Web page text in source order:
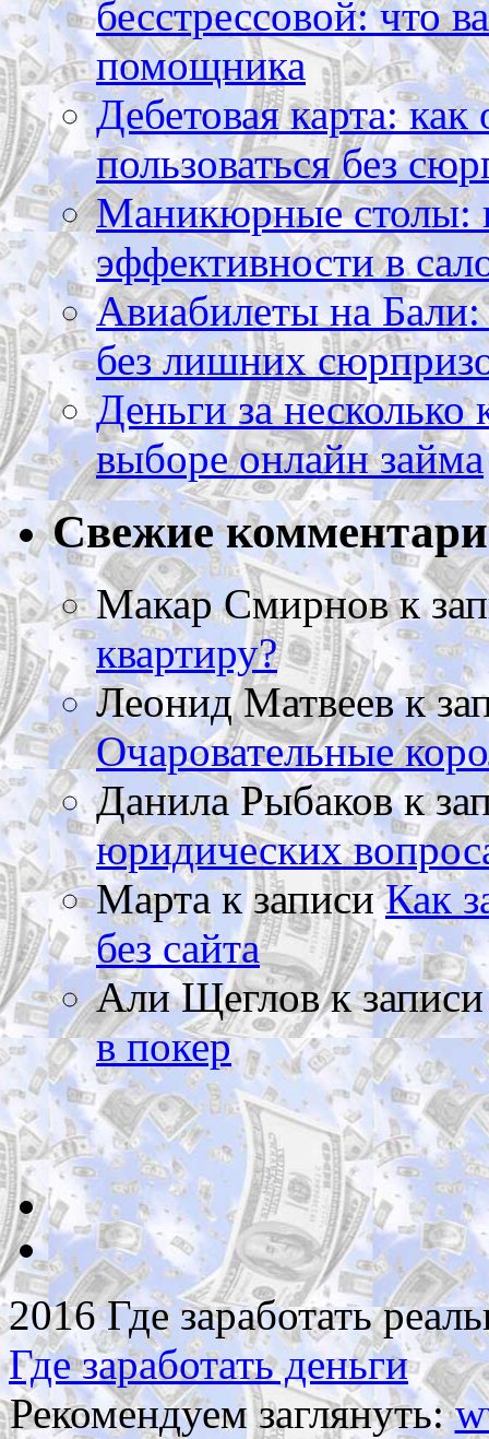
бесстрессовой: что
помощника
Дебетовая карта:
пользоваться без
Маникюрные столы:
эффективности в
Авиабилеты на Бали:
без лишних
Деньги за
выборе онлайн займа
Свежие
Макар Смирновк
квартиру?
Леонид Матвеевк
Очаровательные
Данила Рыбаковк
юридических
Мартак записиКак
без сайта
Али Щегловк
в покер
2016 Где заработать
Где заработать деньги
Рекомендуем заглянуть: